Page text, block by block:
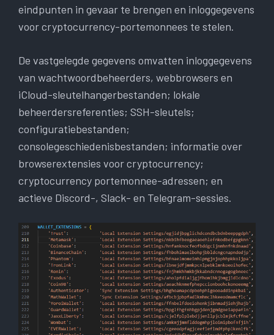
eindpunten in gevaar te brengen en inloggegevens
voor cryptocurrency-portemonnees te stelen.
De vastgelegde gegevens omvatten inloggegevens
van wachtwoordbeheerders, webbrowsers en
iCloud-sleutelhangerbestanden; lokale
beheerdersreferenties; SSH-sleutels;
configuratiebestanden;
consolegeschiedenisbestanden; informatie over
browserextensies voor cryptocurrency;
cryptocurrency portemonnee-adressen; en
actieve Discord-, Slack- en Telegram-sessies.